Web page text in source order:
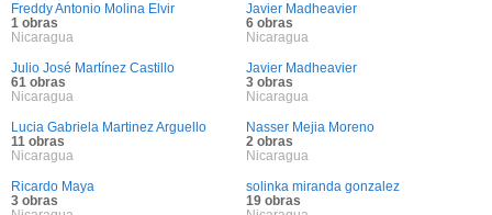
Freddy Antonio Molina Elvir
1 obras
Nicaragua
Javier Madheavier
6 obras
Nicaragua
Julio José Martínez Castillo
61 obras
Nicaragua
Javier Madheavier
3 obras
Nicaragua
Lucia Gabriela Martinez Arguello
11 obras
Nicaragua
Nasser Mejia Moreno
2 obras
Nicaragua
Ricardo Maya
3 obras
solinka miranda gonzalez
19 obras